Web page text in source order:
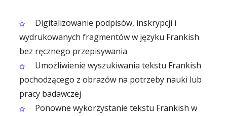
Digitalizowanie podpisów, inskrypcji i
wydrukowanych fragmentów w języku Frankish
bez ręcznego przepisywania
Umożliwienie wyszukiwania tekstu Frankish
pochodzącego z obrazów na potrzeby nauki lub
pracy badawczej
Ponowne wykorzystanie tekstu Frankish w